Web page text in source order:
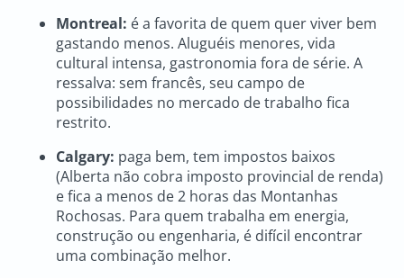
Montreal: é a favorita de quem quer viver bem
gastando menos. Aluguéis menores, vida
cultural intensa, gastronomia fora de série. A
ressalva: sem francês, seu campo de
possibilidades no mercado de trabalho fica
restrito.
Calgary: paga bem, tem impostos baixos
(Alberta não cobra imposto provincial de renda)
e fica a menos de 2 horas das Montanhas
Rochosas. Para quem trabalha em energia,
construção ou engenharia, é difícil encontrar
uma combinação melhor.